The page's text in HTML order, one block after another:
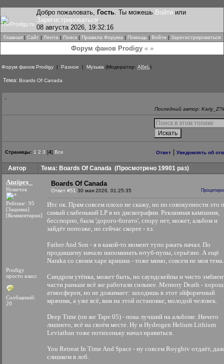
Добро пожаловать, Гость. Ты можешь Войти или
Зарегистрироваться.
08 августа 2026, 19:32:16
Главная | Сайт | Лента | Поиск | Правила Форума | Помощь | Войти | Зарегистрироваться
Форум фанов Prodigy« »
Форум фанов Prodigy | Разное | Музыка (Модератор: A][eL )
Тема: Boards Of Canada
-
Последний автор:
Страницы: 1 2 3 [4] Все Ответ Уведомлять об
Автор Тема: Boards Of Canada (Просмотрено 19901 раз)
Anzipex_
Новичок
Рейтинг: 95
[Заценки]
[Комментарии]
Prodigy
просто класс
Сообщений:
20
Boards Of Canada
Ответ #51 30 мая 2026, 01:25:35
Итс ок. Прям совсем плохо не скажу, но по совокупности это
самый слабенький LP в их дискографии. Рекламная кампания,
бесспорно, была 'дорого-богато', спору нет, может, альбом и
зайдёт попозже, но сейчас скорее - хз.
Father And Son - я в какой-то момент тупо ржать начал. По
продакшену начало напоминать ютуб-пупы, серьёзно. А ещё
Naraka со своим харе кришна - тоже мимо, совсем не моя тема.
Синдром утёнка, может быть, но саундскейпы и чисто
части раньше всё же работали сильнее. Memory Death -
атмосферен, но не дожимает: заходишь в этот эйфоричный
мрачняк, а уже всё, вам на этой остановке, молодой человек.
Deep Time (он же Tape 05) - пока лучший на альбоме. Ничего
лишнего, всё на своём месте. Ну и Hydrogen Helium Lithium
Leviathan тоже потихоньку начал нравиться.
You Retreat In Time And Space - ну совсем Roygbiv отдаёт,
слишком в лоб.